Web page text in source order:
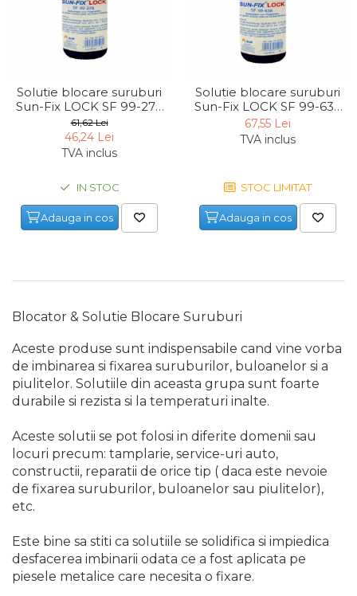
Manometru
Antifurt Bicicleta
Densimetru
Tester Baterie Auto
Presa Arc
Cheie Roti
Cheie Bujii
Cheie Filtru Ulei
Capre & Suporti Auto
Cric Hidraulic
Multimetru Digital
Bara Tractare Auto
Canistre benzina
Presa Hidraulica Tinichigerie
Set Pentru Demontat Piulite
& Suruburi
Extractor Rulmenti
Cabluri
Pompa transfer lichide
Solutie blocare suruburi
Sun-Fix LOCK SF 99-270
52705, 50 ml
61,62 Lei
46,24 Lei
TVA inclus
IN STOC
Adauga in cos
Solutie blocare suruburi
Sun-Fix LOCK SF 99-638
56385, 50 ml
67,55 Lei
TVA inclus
STOC LIMITAT
Adauga in cos
Blocator & Solutie Blocare Suruburi
Aceste produse sunt indispensabile cand vine vorba
de imbinarea si fixarea suruburilor, buloanelor si a
piulitelor. Solutiile din aceasta grupa sunt foarte
durabile si rezista si la temperaturi inalte.
Aceste solutii se pot folosi in diferite domenii sau
locuri precum: tamplarie, service-uri auto,
constructii, reparatii de orice tip ( daca este nevoie
de fixarea suruburilor, buloanelor sau piulitelor),
etc.
Este bine sa stiti ca solutiile se solidifica si impiedica
desfacerea imbinarii odata ce a fost aplicata pe
piesele metalice care necesita o fixare.